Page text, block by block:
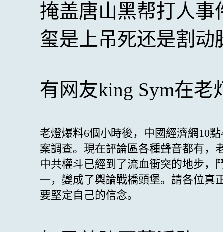
掩盖唐山黑帮打人
玺是上吊死还是割动
有网友king Sym在老
老燈爆料6個小時後，中國經濟網10
案調查。現在評論區各種聲音都有，
中共權斗已經到了流血衝突的地步，
一，變成了輿論戰橋頭堡。請各位真
要堅定自己的信念。